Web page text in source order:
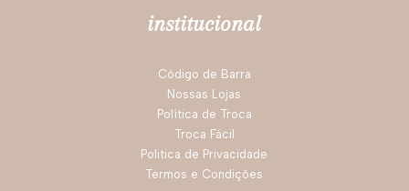
institucional
Código de Barra
Nossas Lojas
Política de Troca
Troca Fácil
Politica de Privacidade
Termos e Condições